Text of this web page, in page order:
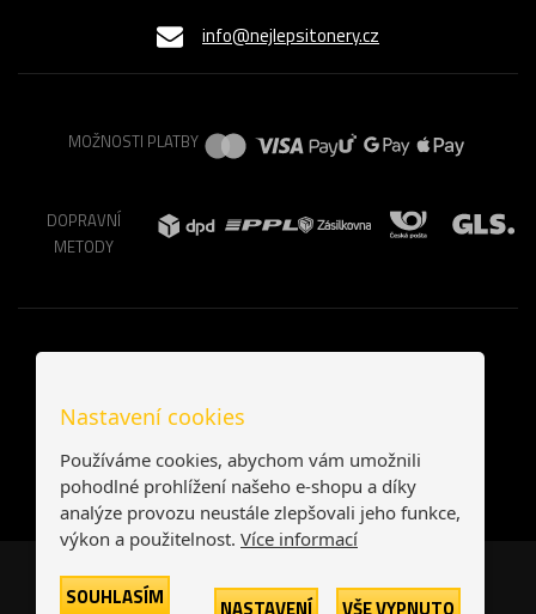
info@nejlepsitonery.cz
MOŽNOSTI PLATBY
DOPRAVNÍ
METODY
Česká republika Slovensko
Nastavení cookies
Používáme cookies, abychom vám umožnili
pohodlné prohlížení našeho e-shopu a díky
analýze provozu neustále zlepšovali jeho funkce,
výkon a použitelnost. Více informací
SOUHLASÍM